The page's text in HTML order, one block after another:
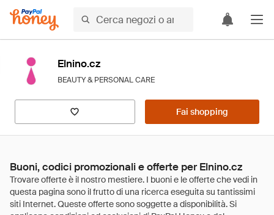
Elnino.cz
BEAUTY & PERSONAL CARE
Fai shopping
Buoni, codici promozionali e offerte per Elnino.cz